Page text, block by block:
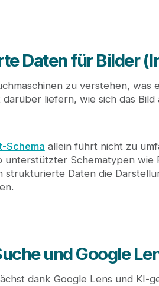
Daten für Bilder
zu verstehen,
darüber liefern, wie sich das
Schema allein führt nicht zu
unterstützter Schematypen
strukturierte Daten die
und Google
dank Google Lens und KI-